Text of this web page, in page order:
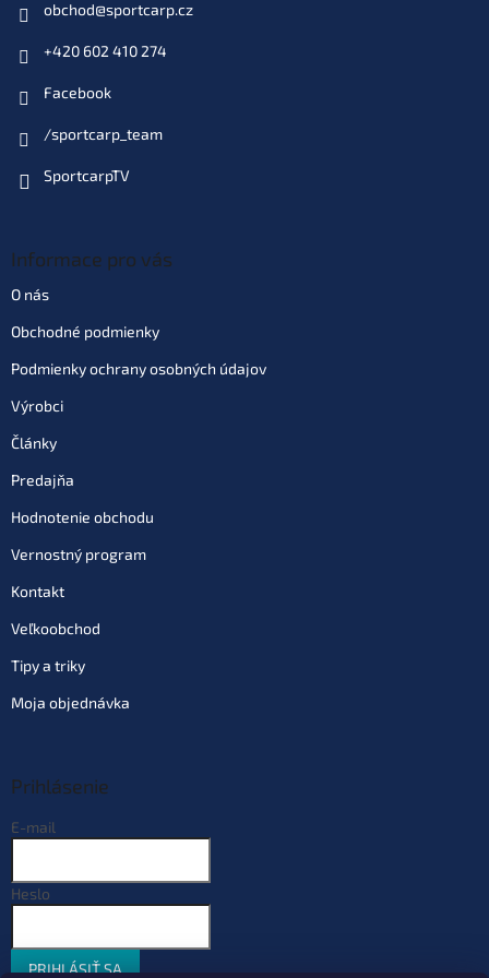
obchod@sportcarp.cz
+420 602 410 274
Facebook
/sportcarp_team
SportcarpTV
Informace pro vás
O nás
Obchodné podmienky
Podmienky ochrany osobných údajov
Výrobci
Články
Predajňa
Hodnotenie obchodu
Vernostný program
Kontakt
Veľkoobchod
Tipy a triky
Moja objednávka
Prihlásenie
E-mail
Heslo
PRIHLÁSIŤ SA